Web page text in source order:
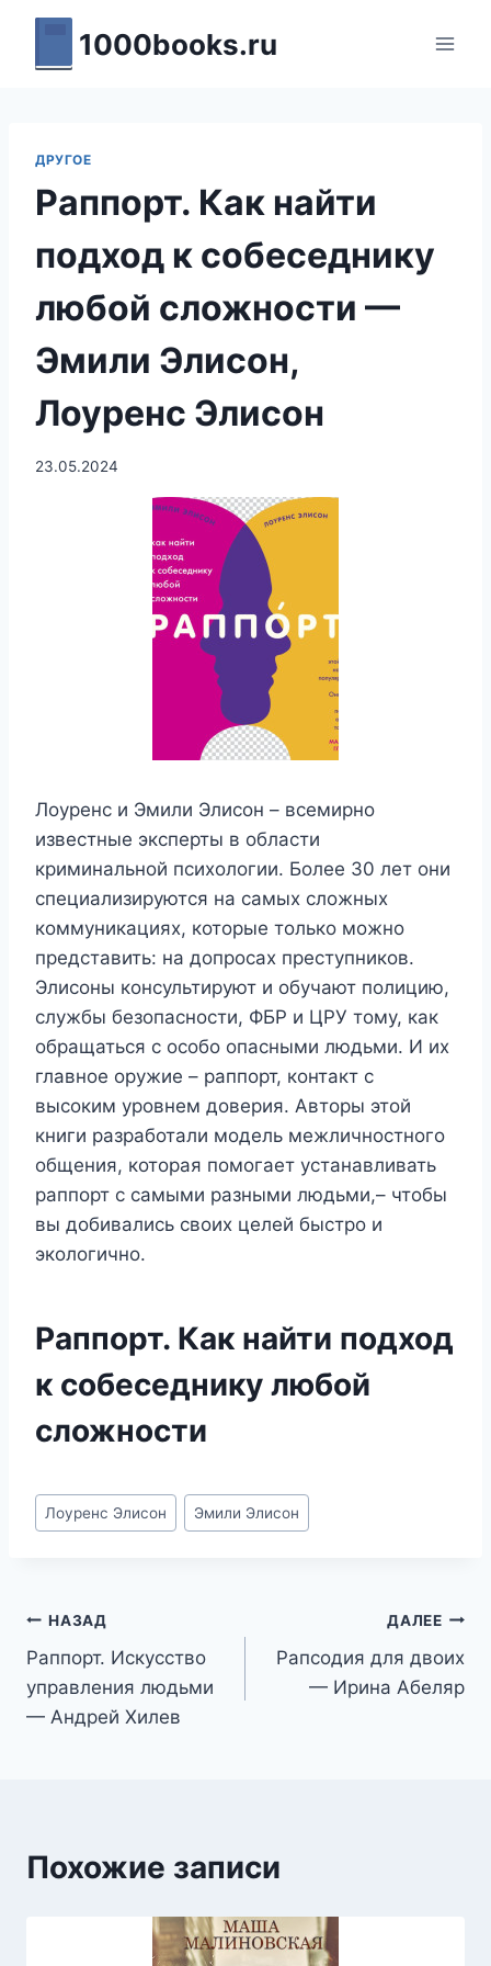
Перейти
содержимому
1000books.ru
ДРУГОЕ
Раппорт. Как найти
подход к собеседнику
любой сложности —
Эмили Элисон,
Лоуренс Элисон
23.05.2024
Лоуренс и Эмили Элисон – всемирно
известные эксперты в области
криминальной психологии. Более 30 лет они
специализируются на самых сложных
коммуникациях, которые только можно
представить: на допросах преступников.
Элисоны консультируют и обучают полицию,
службы безопасности, ФБР и ЦРУ тому, как
обращаться с особо опасными людьми. И их
главное оружие – раппорт, контакт с
высоким уровнем доверия. Авторы этой
книги разработали модель межличностного
общения, которая помогает устанавливать
раппорт с самыми разными людьми,– чтобы
вы добивались своих целей быстро и
экологично.
Раппорт. Как найти подход
к собеседнику любой
сложности
Метки
записи:
Лоуренс Элисон Эмили Элисон
Навигация
по
записям
НАЗАД
Раппорт. Искусство
управления людьми
— Андрей Хилев
ДАЛЕЕ
Рапсодия для двоих
— Ирина Абеляр
Похожие записи